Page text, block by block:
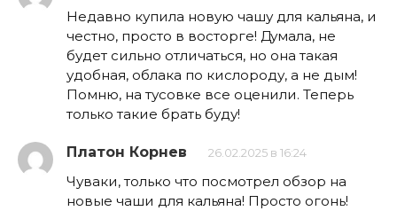
Недавно купила новую чашу для кальяна, и
честно, просто в восторге! Думала, не
будет сильно отличаться, но она такая
удобная, облака по кислороду, а не дым!
Помню, на тусовке все оценили. Теперь
только такие брать буду!
Платон Корнев 26.02.2025 в 16:24
Чуваки, только что посмотрел обзор на
новые чаши для кальяна! Просто огонь!